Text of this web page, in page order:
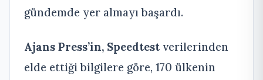
gündemde yer almayı başardı.
Ajans Press’in, Speedtest verilerinden
elde ettiği bilgilere göre, 170 ülkenin